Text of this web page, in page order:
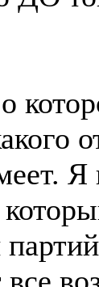
Я